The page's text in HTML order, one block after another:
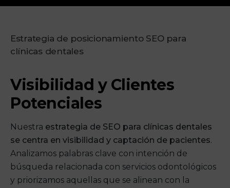
Estrategia de posicionamiento SEO para
clínicas dentales
Visibilidad y Clientes
Potenciales
Nuestra estrategia de SEO para clínicas dentales
se centra en visibilidad y captación de pacientes.
Analizamos palabras clave con intención de
búsqueda relacionada con servicios odontológicos
y priorizamos aquellas que se alinean con la